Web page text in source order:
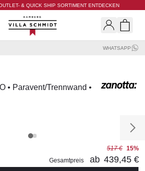
& QUICK SHIP SORTIMENT ENTDECKEN
Villa Schmidt
WHATSAPP
• Paravent/Trennwand •
517 € 15%
Gesamtpreis
ab 439,45 €